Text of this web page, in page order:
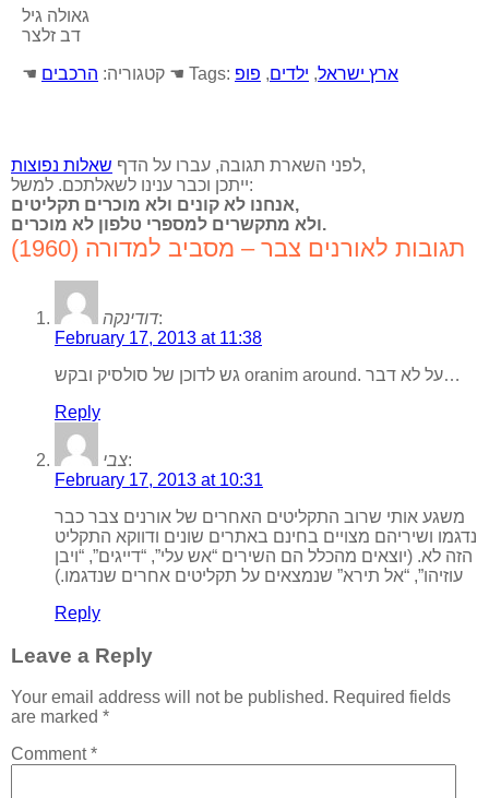
גאולה גיל
דב זלצר
☚ קטגוריה: הרכבים ☚ Tags: ארץ ישראל, ילדים, פופ
לפני השארת תגובה, עברו על הדף שאלות נפוצות
,
ייתכן וכבר ענינו לשאלתכם. למשל:
אנחנו לא קונים ולא מוכרים תקליטים,
ולא מתקשרים למספרי טלפון לא מוכרים.
תגובות לאורנים צבר – מסביב למדורה (1960)
דודינקה:
February 17, 2013 at 11:38
גש לדוכן של סולסיק ובקש oranim around. על לא דבר…
Reply
צבי:
February 17, 2013 at 10:31
משגע אותי שרוב התקליטים האחרים של אורנים צבר כבר
נדגמו ושיריהם מצויים בחינם באתרים שונים ודווקא התקליט
הזה לא. (יוצאים מהכלל הם השירים “אש עלי”, “דייגים”, “ויבן
עוזיהו”, “אל תירא” שנמצאים על תקליטים אחרים שנדגמו.)
Reply
Leave a Reply
Your email address will not be published. Required fields
are marked *
Comment*